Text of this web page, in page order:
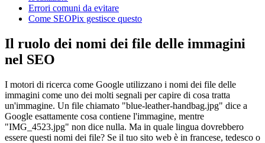
Errori comuni da evitare
Come SEOPix gestisce questo
Il ruolo dei nomi dei file delle immagini
nel SEO
I motori di ricerca come Google utilizzano i nomi dei file delle
immagini come uno dei molti segnali per capire di cosa tratta
un'immagine. Un file chiamato "blue-leather-handbag.jpg" dice a
Google esattamente cosa contiene l'immagine, mentre
"IMG_4523.jpg" non dice nulla. Ma in quale lingua dovrebbero
essere questi nomi dei file? Se il tuo sito web è in francese, tedesco o